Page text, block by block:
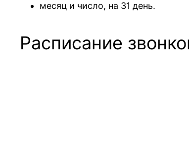
месяц и число, на 31 день.
Расписание